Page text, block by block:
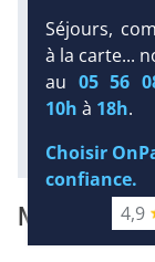
348
Tx :
Infos golfs :
Distance
NOTRE AVIS
Séjours,
à la carte...
au 05 56
10h à 18h.
Choisir
confiance.
4,9